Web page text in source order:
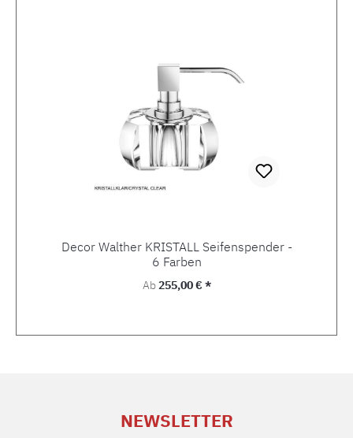
Decor Walther KRISTALL Seifenspender -
6 Farben
Regulärer Preis:
Ab255,00 € *
NEWSLETTER